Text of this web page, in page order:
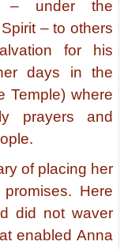
– under the
– to others
for his
days in the
Temple) where
prayers and
of placing her
Here
did not waver
enabled Anna